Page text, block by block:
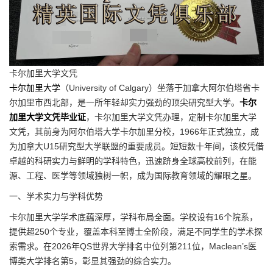
卡尔加里大学文凭
卡尔加里大学 （University of Calgary）坐落于加拿大阿尔伯塔省卡
尔加里市西北部，是一所年轻却实力强劲的顶尖研究型大学。 卡尔
加里大学文凭毕业证，卡尔加里大学文凭办理，定制卡尔加里大学
文凭，其前身为阿尔伯塔大学卡尔加里分校，1966年正式独立，成
为加拿大U15研究型大学联盟的重要成员。短短数十年间，该校凭借
卓越的科研实力与鲜明的学科特色，迅速跻身全球高校前列，在能
源、工程、医学等领域独树一帜，成为国际教育领域的耀眼之星。
一、学术实力与学科优势
卡尔加里大学学术底蕴深厚，学科布局全面。学校设有16个院系，
提供超250个专业，覆盖本科至博士全阶段，满足不同学生的学术探
索需求。在2026年QS世界大学排名中位列第211位，Maclean’s医
博类大学排名第5，彰显其强劲的综合实力。